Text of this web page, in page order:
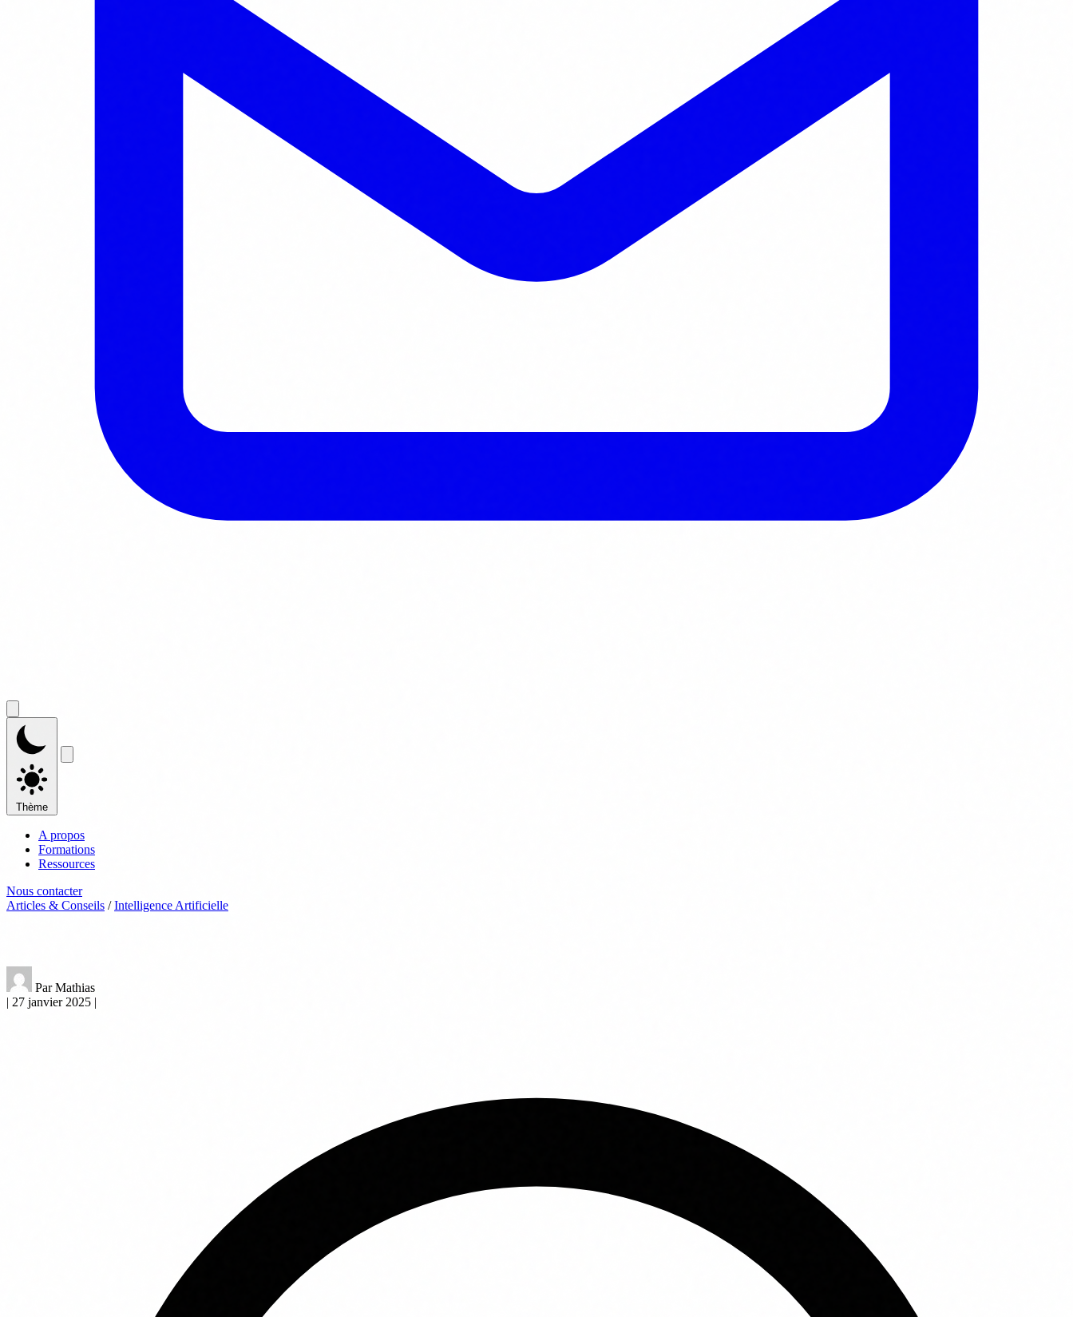
Thème
A propos
Formations
Ressources
Nous contacter
Articles & Conseils / Intelligence Artificielle
Par Mathias
| 27 janvier 2025 |